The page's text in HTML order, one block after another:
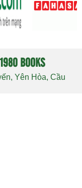
BOOKS
Yên Hòa, Cầu